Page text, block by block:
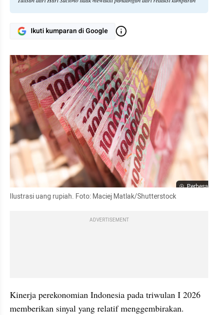
Ikuti kumparan di Google
Perbesar
Ilustrasi uang rupiah. Foto: Maciej Matlak/Shutterstock
ADVERTISEMENT
Kinerja perekonomian Indonesia pada triwulan I 2026
memberikan sinyal yang relatif menggembirakan.